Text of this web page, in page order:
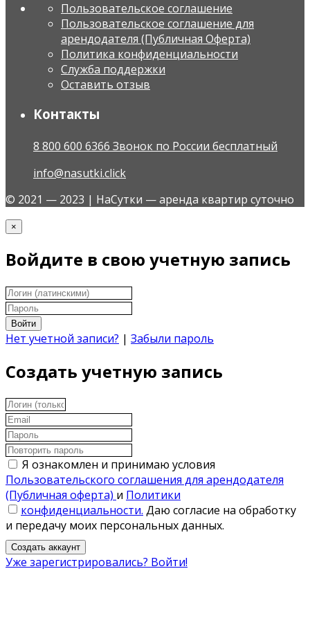
Пользовательское соглашение
Пользовательское соглашение для
арендодателя (Публичная Оферта)
Политика конфиденциальности
Служба поддержки
Оставить отзыв
Контакты
8 800 600 6366 Звонок по России бесплатный
info@nasutki.click
© 2021 — 2023 | НаСутки — аренда квартир суточно
×
Войдите в свою учетную запись
Войти
Нет учетной записи? | Забыли пароль
Создать учетную запись
Я ознакомлен и принимаю условия
Пользовательского соглашения для арендодателя
(Публичная оферта) и Политики
конфиденциальности. Даю согласие на обработку
и передачу моих персональных данных.
Создать аккаунт
Уже зарегистрировались? Войти!